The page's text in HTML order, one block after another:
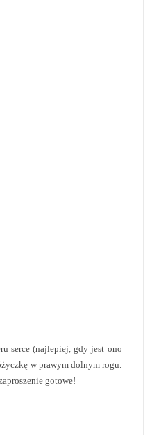
serce (najlepiej, gdy jest ono
w prawym dolnym rogu.
gotowe!